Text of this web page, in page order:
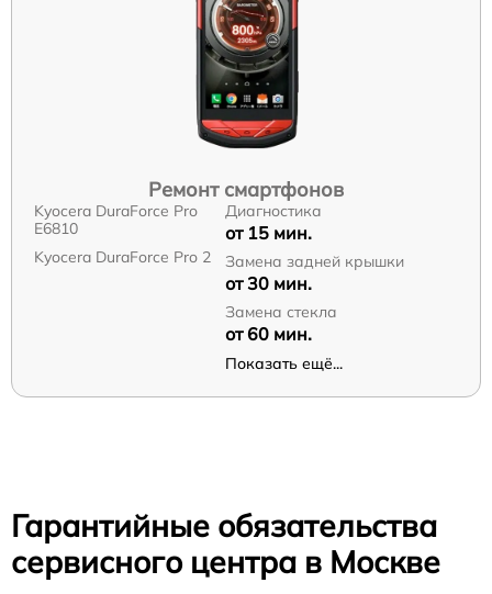
Ремонт смартфонов
Kyocera DuraForce Pro
E6810
Kyocera DuraForce Pro 2
Диагностика
от 15 мин.
Замена задней крышки
от 30 мин.
Замена стекла
от 60 мин.
Показать ещё...
Гарантийные обязательства
сервисного центра в Москве